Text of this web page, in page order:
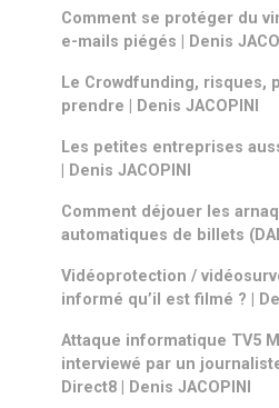
Comment se protéger du
e-mails piégés | Denis
Le Crowdfunding, risques,
prendre | Denis JACOPINI
Les petites entreprises
| Denis JACOPINI
Comment déjouer les
automatiques de billets
Vidéoprotection /
informé qu’il est filmé ? |
Attaque informatique TV5
interviewé par un
Direct8 | Denis JACOPINI